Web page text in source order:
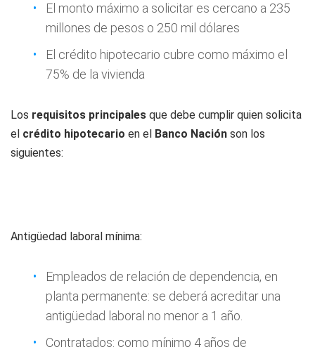
El monto máximo a solicitar es cercano a 235
millones de pesos o 250 mil dólares
El crédito hipotecario cubre como máximo el
75% de la vivienda
Los requisitos principales que debe cumplir quien solicita
el crédito hipotecario en el Banco Nación son los
siguientes:
Antigüedad laboral mínima:
Empleados de relación de dependencia, en
planta permanente: se deberá acreditar una
antigüedad laboral no menor a 1 año.
Contratados: como mínimo 4 años de